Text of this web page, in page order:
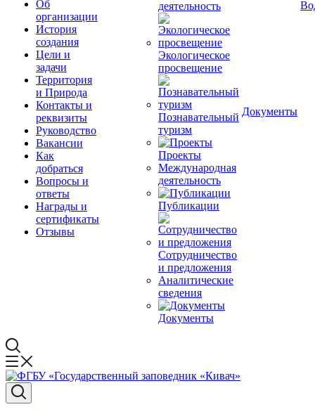
Об
организации
История
создания
Цели и
задачи
Территория
и Природа
Контакты и
реквизиты
Руководство
Вакансии
Как
добраться
Вопросы и
ответы
Награды и
сертификаты
Отзывы
деятельность
Экологическое
просвещение
Познавательный
туризм
Проекты
Международная
деятельность
Публикации
Сотрудничество
и предложения
Аналитические
сведения
Документы
Документы